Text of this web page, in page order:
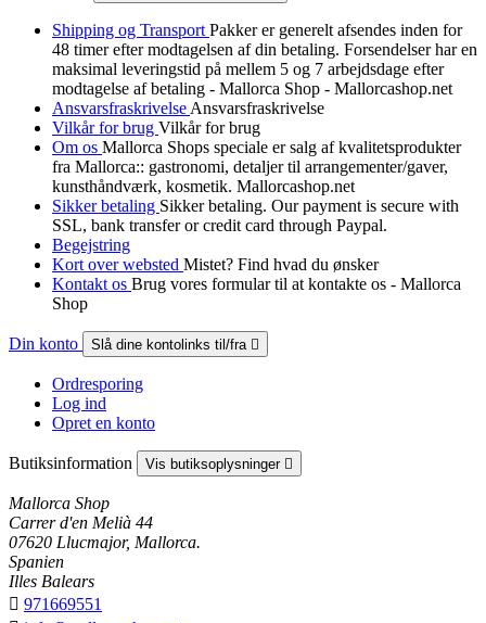
Shipping og Transport Pakker er generelt afsendes inden for
48 timer efter modtagelsen af din betaling. Forsendelser har en
maksimal leveringstid på mellem 5 og 7 arbejdsdage efter
modtagelse af betaling - Mallorca Shop - Mallorcashop.net
Ansvarsfraskrivelse Ansvarsfraskrivelse
Vilkår for brug Vilkår for brug
Om os Mallorca Shops speciale er salg af kvalitetsprodukter
fra Mallorca:: gastronomi, detaljer til arrangementer/gaver,
kunsthåndværk, kosmetik. Mallorcashop.net
Sikker betaling Sikker betaling. Our payment is secure with
SSL, bank transfer or credit card through Paypal.
Begejstring
Kort over websted Mistet? Find hvad du ønsker
Kontakt os Brug vores formular til at kontakte os - Mallorca
Shop
Din konto Slå dine kontolinks til/fra 
Ordresporing
Log ind
Opret en konto
Butiksinformation Vis butiksoplysninger 
Mallorca Shop
Carrer d'en Melià 44
07620 Llucmajor, Mallorca.
Spanien
Illes Balears
 971669551